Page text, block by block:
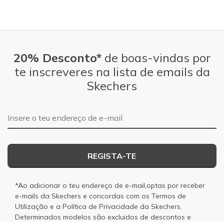
20% Desconto*de boas-vindas por
te inscreveres na lista de emails da
Skechers
Endereço de e-mail
REGISTA-TE
*Ao adicionar o teu endereço de e-mail,optas por receber
e-mails da Skechers e concordas com os Termos de
Utilização e a Política de Privacidade da Skechers.
Determinados modelos são excluidos de descontos e